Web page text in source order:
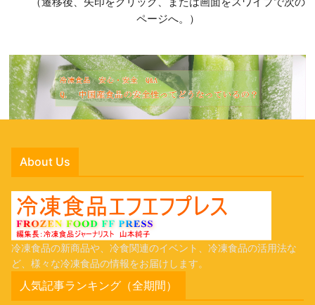
ページへ。）
About Us
冷凍食品の新商品や、冷食関連のイベント、冷凍食品の活用法な
ど、様々な冷凍食品の情報をお届けします。
人気記事ランキング（全期間）